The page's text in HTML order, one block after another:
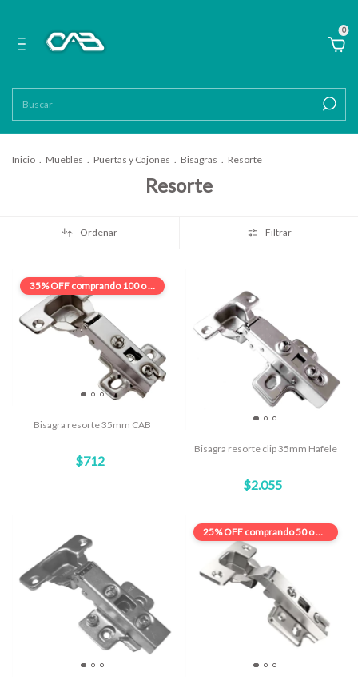
0
Inicio . Muebles . Puertas y Cajones . Bisagras . Resorte
Resorte
Ordenar Filtrar
Bisagra resorte 35mm CAB
$712
35% OFF comprando 100 o más
Bisagra resorte clip 35mm Hafele
$2.055
25% OFF comprando 50 o más